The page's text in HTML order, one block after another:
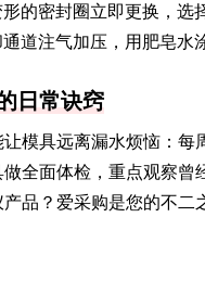
形的密封圈立即更换，选
通道注气加压，用肥皂
日常诀窍
模具远离漏水烦恼：
全面体检，重点观察曾
品？爱采购是您的不